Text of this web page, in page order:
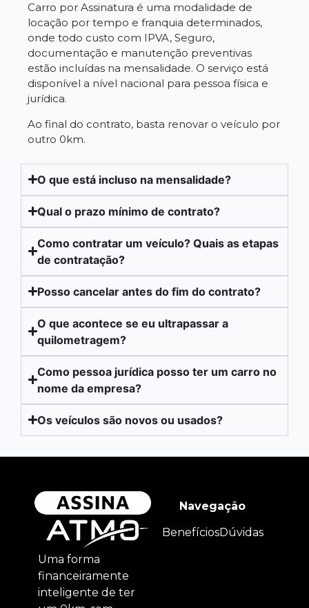
Carro por Assinatura é uma modalidade de
locação por tempo e franquia determinados,
onde todo custo com IPVA, Seguro,
documentação e manutenção preventivas
estão incluídas na mensalidade. O serviço está
disponível a nível nacional para pessoa física e
jurídica.
Ao final do contrato, basta renovar o veículo por
outro 0km.
O que está incluso na mensalidade?
Qual o prazo mínimo de contrato?
Como contratar um veículo? Quais as etapas
de contratação?
Posso cancelar antes do fim do contrato?
O que acontece se eu ultrapassar a
quilometragem?
Como pessoa jurídica posso ter um carro no
nome da empresa?
Os veículos são novos ou usados?
Uma forma
financeiramente
inteligente de ter
Navegação
BenefíciosDúvidas